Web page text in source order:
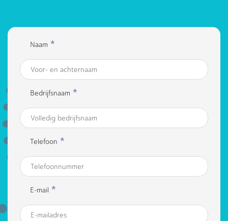
Naam *
Bedrijfsnaam *
Telefoon *
E-mail *